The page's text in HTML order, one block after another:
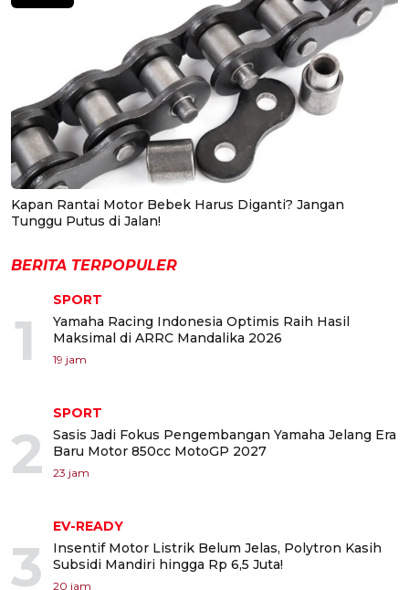
Kapan Rantai Motor Bebek Harus Diganti? Jangan
Tunggu Putus di Jalan!
BERITA TERPOPULER
1
SPORT
Yamaha Racing Indonesia Optimis Raih Hasil
Maksimal di ARRC Mandalika 2026
19 jam
2
SPORT
Sasis Jadi Fokus Pengembangan Yamaha Jelang Era
Baru Motor 850cc MotoGP 2027
23 jam
3
EV-READY
Insentif Motor Listrik Belum Jelas, Polytron Kasih
Subsidi Mandiri hingga Rp 6,5 Juta!
20 jam